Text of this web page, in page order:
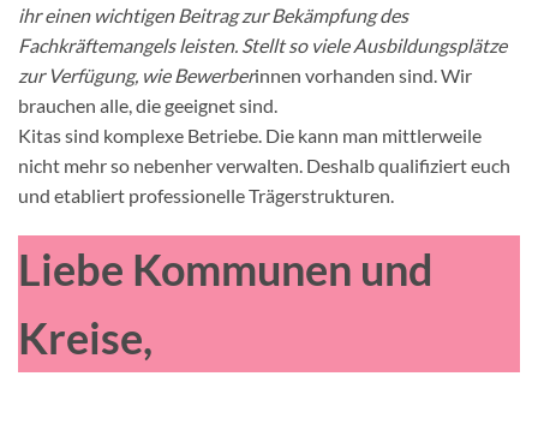
ihr einen wichtigen Beitrag zur Bekämpfung des
Fachkräftemangels leisten. Stellt so viele Ausbildungsplätze
zur Verfügung, wie Bewerberinnen vorhanden sind. Wir
brauchen alle, die geeignet sind.
Kitas sind komplexe Betriebe. Die kann man mittlerweile
nicht mehr so nebenher verwalten. Deshalb qualifiziert euch
und etabliert professionelle Trägerstrukturen.
Liebe Kommunen und
Kreise,